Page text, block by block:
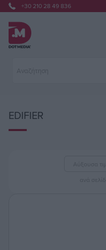
+30 210 28 49 836
EDIFIER